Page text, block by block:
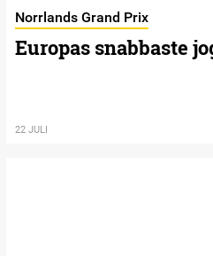
Norrlands Grand Prix
Europas snabbaste
22 JULI